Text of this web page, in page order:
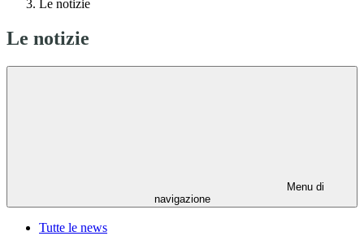
Le notizie
Le notizie
Menu di
navigazione
Tutte le news